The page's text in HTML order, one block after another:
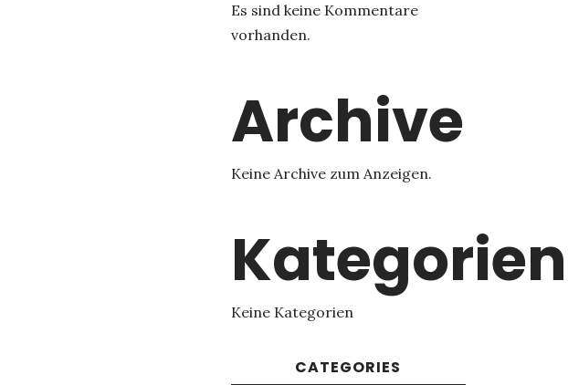
Es sind keine Kommentare
vorhanden.
Archive
Keine Archive zum Anzeigen.
Kategorien
Keine Kategorien
CATEGORIES